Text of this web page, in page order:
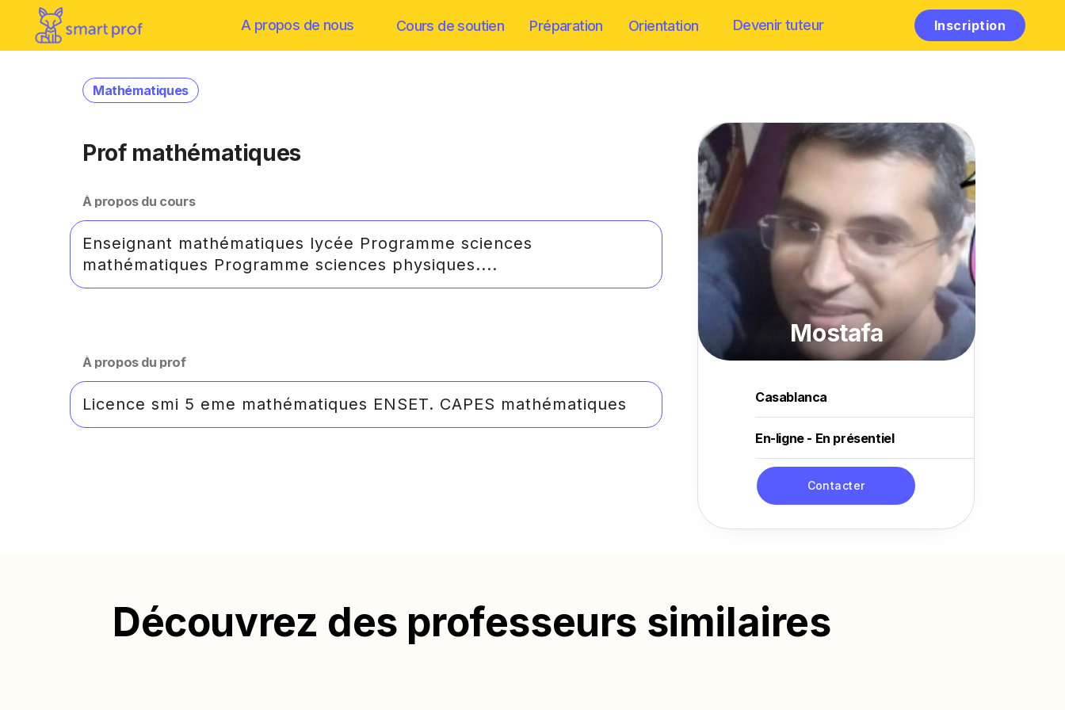
A propos de nous Cours de soutien Préparation Orientation Devenir tuteur Inscription
Mathématiques
Prof mathématiques
À propos du cours
Enseignant mathématiques lycée Programme sciences
mathématiques Programme sciences physiques....
À propos du prof
Licence smi 5 eme mathématiques ENSET. CAPES mathématiques
Mostafa
Casablanca
En-ligne - En présentiel
Contacter
Découvrez des professeurs similaires